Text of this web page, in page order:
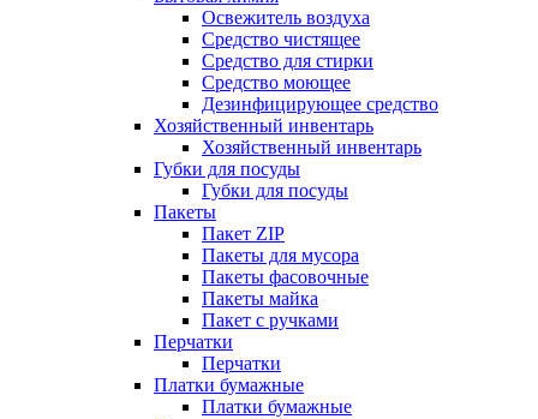
Освежитель воздуха
Средство чистящее
Средство для стирки
Средство моющее
Дезинфицирующее средство
Хозяйственный инвентарь
Хозяйственный инвентарь
Губки для посуды
Губки для посуды
Пакеты
Пакет ZIP
Пакеты для мусора
Пакеты фасовочные
Пакеты майка
Пакет с ручками
Перчатки
Перчатки
Платки бумажные
Платки бумажные